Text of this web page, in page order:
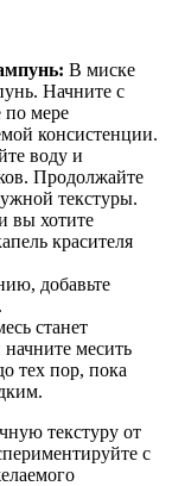
В миске
Начните с
по мере
консистенции.
воду и
Продолжайте
текстуры.
вы хотите
красителя
добавьте
станет
месить
тех пор, пока
текстуру от
с